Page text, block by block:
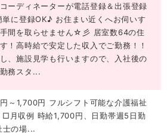
ーディネーターが電話登録＆出張登録
に登録OK♪ お住まい近くへお伺いす
間を取らせません☆彡 居室数64の住
！高時給で安定した収入でご勤務！！
、施設見学も行いますので、入社後の
務スタ...
～1,700円 フルシフト可能な介護福祉
月収例 時給1,700円、日勤帯週5日勤
士の場...